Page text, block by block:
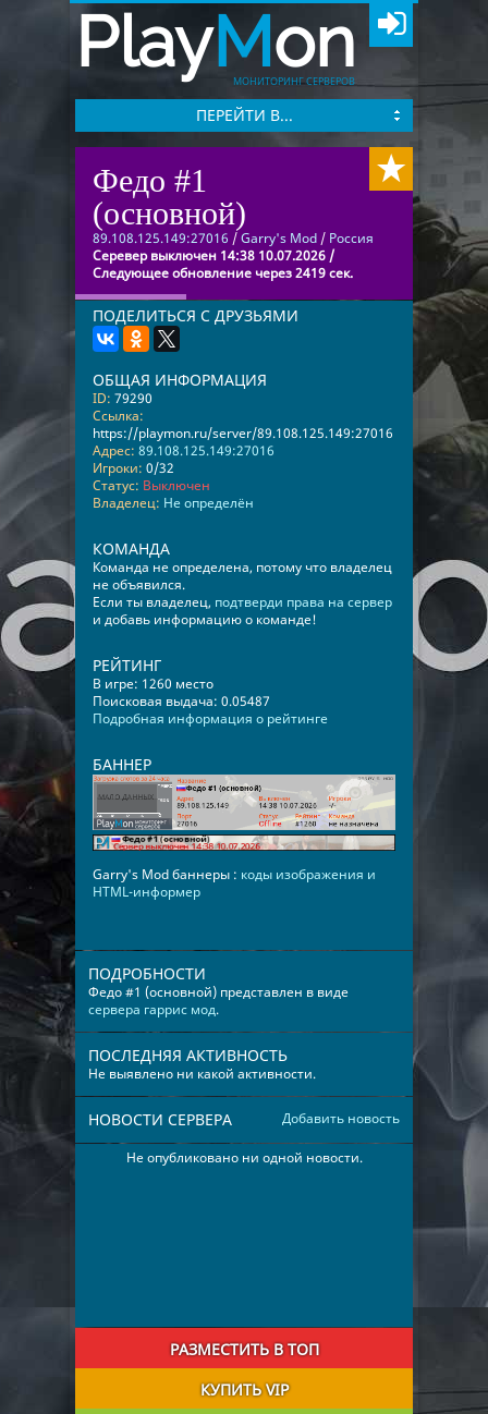
PlayMon
МОНИТОРИНГ СЕРВЕРОВ
ПЕРЕЙТИ В...
Федо #1
(основной)
89.108.125.149:27016 /Garry's Mod / Россия
Серевер выключен 14:38 10.07.2026 /
Следующее обновление через 2419 сек.
ПОДЕЛИТЬСЯ С ДРУЗЬЯМИ
ОБЩАЯ ИНФОРМАЦИЯ
ID: 79290
Ссылка:
https://playmon.ru/server/89.108.125.149:27016
Адрес: 89.108.125.149:27016
Игроки: 0/32
Статус: Выключен
Владелец: Не определён
КОМАНДА
Команда не определена, потому что владелец
не объявился.
Если ты владелец, подтверди права на сервер
и добавь информацию о команде!
РЕЙТИНГ
В игре: 1260 место
Поисковая выдача: 0.05487
Подробная информация о рейтинге
БАННЕР
Garry's Mod баннеры : коды изображения и
HTML-информер
ПОДРОБНОСТИ
Федо #1 (основной) представлен в виде
сервера гаррис мод.
ПОСЛЕДНЯЯ АКТИВНОСТЬ
Не выявлено ни какой активности.
Добавить новость
НОВОСТИ СЕРВЕРА
Не опубликовано ни одной новости.
РАЗМЕСТИТЬ В ТОП
КУПИТЬ VIP